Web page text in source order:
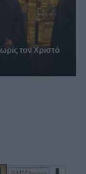
τον Χριστό